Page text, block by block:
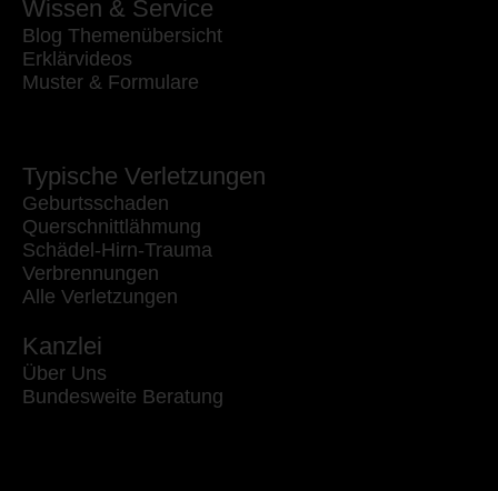
Wissen & Service
Blog Themenübersicht
Erklärvideos
Muster & Formulare
Typische Verletzungen
Geburtsschaden
Querschnittlähmung
Schädel-Hirn-Trauma
Verbrennungen
Alle Verletzungen
Kanzlei
Über Uns
Bundesweite Beratung